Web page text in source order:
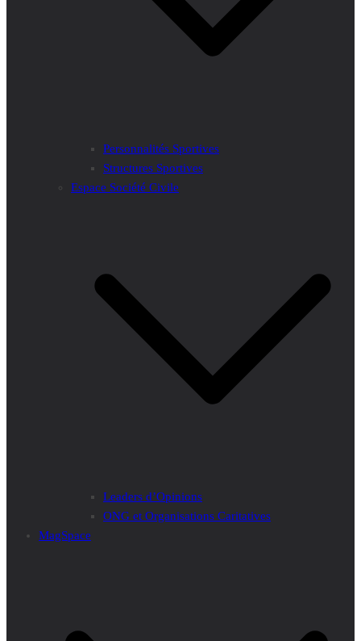
Personnalités Sportives
Structures Sportives
Espace Société Civile
Leaders d’Opinions
ONG et Organisations Caritatives
MagSpace